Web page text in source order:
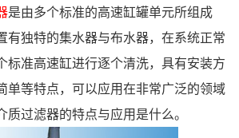
是由多个标准的高速缸罐单元所组成
有独特的集水器与布水器，在系统正常
标准高速缸进行逐个清洗，具有安装方
单等特点，可以应用在非常广泛的领域
质过滤器的特点与应用是什么。